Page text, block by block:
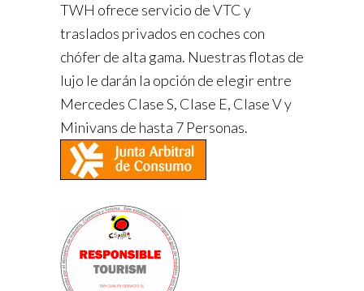
TWH ofrece servicio de VTC y
traslados privados en coches con
chófer de alta gama. Nuestras flotas de
lujo le darán la opción de elegir entre
Mercedes Clase S, Clase E, Clase V y
Minivans de hasta 7 Personas.